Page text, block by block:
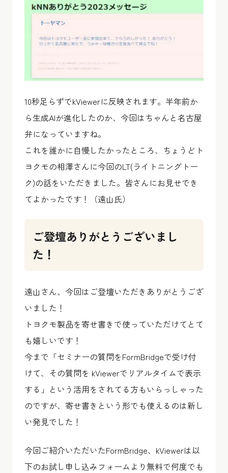
10秒足らずでkViewerに反映されます。半年前か
ら生成AIが進化したのか、今回はちゃんと名古屋
弁になっていますね。
これを誰かに自慢したかったところ、ちょうどト
ヨクモの相澤さんに今回のLT(ライトニングトー
ク)の話をいただきました。皆さんにお見せでき
てよかったです！（遠山氏）
ご登壇ありがとうございまし
た！
遠山さん、今回はご登壇いただきありがとうござ
いました！
トヨクモ製品を寄せ書きで使っていただけてとて
も嬉しいです！
今まで「セミナーの質問をFormBridgeで受け付
けて、その質問を kViewerでリアルタイムで表示
する」という活用をされてる方もいらっしゃった
のですが、寄せ書きという形でも使えるのは新し
い発見でした！
今回ご紹介いただいたFormBridge、kViewerは以
下のお試し申し込みフォームより無料で何度でも